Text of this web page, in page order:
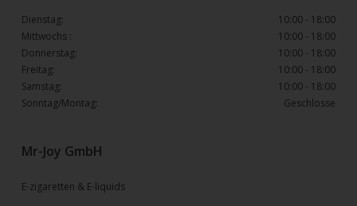
Mr-Joy GmbH
E-zigaretten & E-liquids
Dienstag:
10:00 - 18:00
Mittwochs :
10:00 - 18:00
Donnerstag:
10:00 - 18:00
Freitag:
10:00 - 18:00
Samstag:
10:00 - 18:00
Sonntag/Montag:
Geschlosse